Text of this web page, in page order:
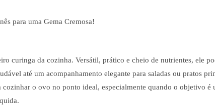
curinga da cozinha. Versátil, prático e cheio de nutrientes, ele
até um acompanhamento elegante para saladas ou pratos
o ovo no ponto ideal, especialmente quando o objetivo é